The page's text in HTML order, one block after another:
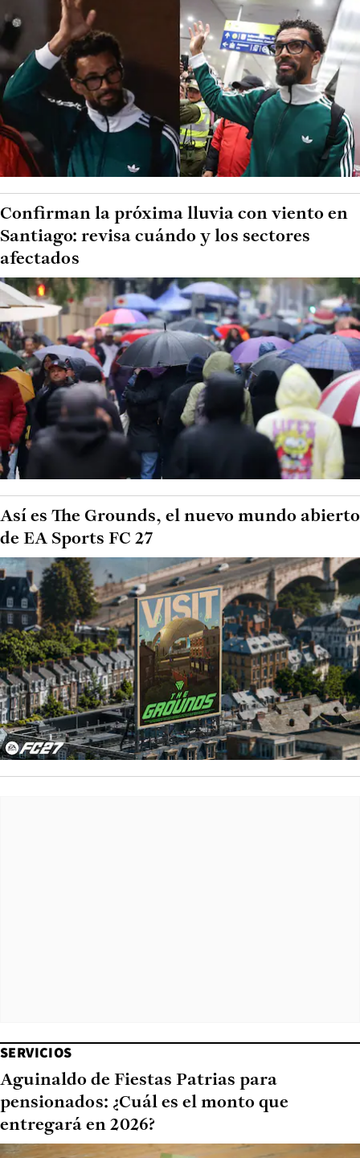
Confirman la próxima lluvia con viento en
Santiago: revisa cuándo y los sectores
afectados
Así es The Grounds, el nuevo mundo abierto
de EA Sports FC 27
SERVICIOS
Aguinaldo de Fiestas Patrias para
pensionados: ¿Cuál es el monto que
entregará en 2026?